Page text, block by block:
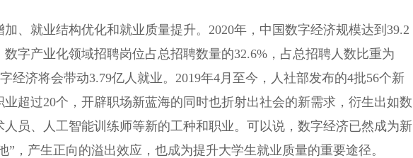
就业结构优化和就业质量提升。2020年，中国数字经济规模达到39.2
字产业化领域招聘岗位占总招聘数量的32.6%，占总招聘人数比重为
经济将会带动3.79亿人就业。2019年4月至今，人社部发布的4批56个新
超过20个，开辟职场新蓝海的同时也折射出社会的新需求，衍生出如数
员、人工智能训练师等新的工种和职业。可以说，数字经济已然成为新
”，产生正向的溢出效应，也成为提升大学生就业质量的重要途径。